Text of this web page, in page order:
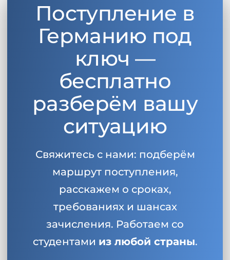
Поступление в
Германию под
ключ —
бесплатно
разберём вашу
ситуацию
Свяжитесь с нами: подберём
маршрут поступления,
расскажем о сроках,
требованиях и шансах
зачисления. Работаем со
студентами из любой страны.